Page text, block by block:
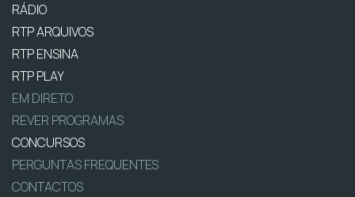
RÁDIO
RTP ARQUIVOS
RTP ENSINA
RTP PLAY
EM DIRETO
REVER PROGRAMAS
CONCURSOS
PERGUNTAS FREQUENTES
CONTACTOS